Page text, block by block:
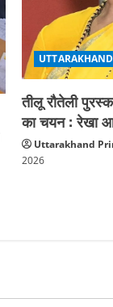
तीलू रौतेली
का चयन : रेखा
Uttarakhand
2026